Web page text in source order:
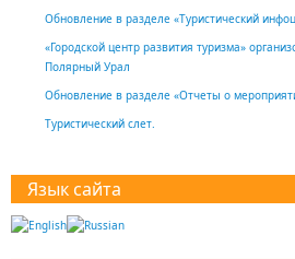
Обновление в разделе «Туристический
«Городской центр развития туризма»
Полярный Урал
Обновление в разделе «Отчеты о
Туристический слет.
Язык сайта